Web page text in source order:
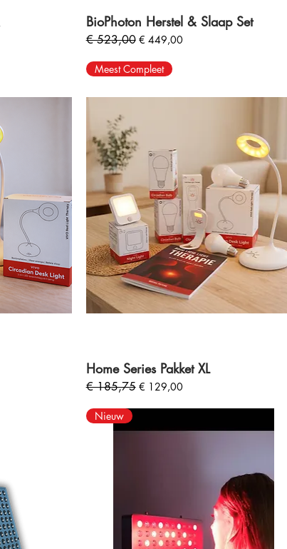
BioPhoton Herstel & Slaap Set
Normale prijs
€ 523,00 Verkoopprijs
€ 449,00
Meest Compleet
Home Series Pakket XL
Normale prijs
€ 185,75 Verkoopprijs
€ 129,00
Nieuw